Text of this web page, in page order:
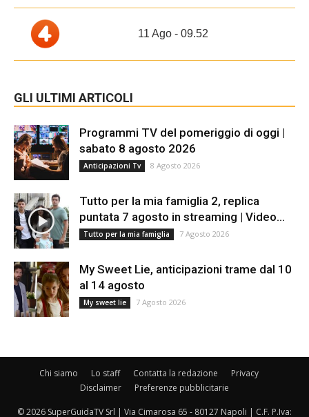
11 Ago - 09.52
GLI ULTIMI ARTICOLI
Programmi TV del pomeriggio di oggi |
sabato 8 agosto 2026
Anticipazioni Tv 8 Agosto 2026
Tutto per la mia famiglia 2, replica
puntata 7 agosto in streaming | Video...
Tutto per la mia famiglia 7 Agosto 2026
My Sweet Lie, anticipazioni trame dal 10
al 14 agosto
My sweet lie 7 Agosto 2026
Chi siamo Lo staff Contatta la redazione
Privacy
Disclaimer
Preferenze pubblicitarie
© 2026 SuperGuidaTV Srl | Via Cimarosa 65 - 80127 Napoli | C.F. P.Iva: